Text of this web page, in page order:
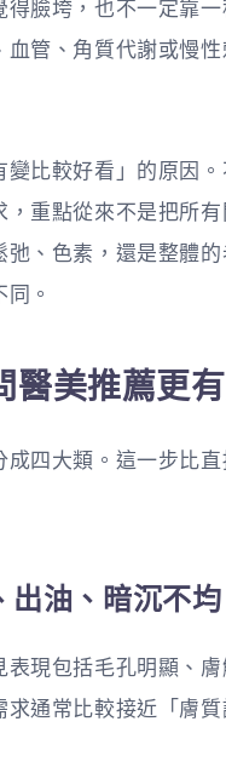
臉垮，也不一定靠
管、角質代謝或慢
比較好看」的原因
重點從來不是把所
、色素，還是整體的
。
醫美推薦更
四大類。這一步比
出油、暗沉不均
現包括毛孔明顯、膚
通常比較接近「膚